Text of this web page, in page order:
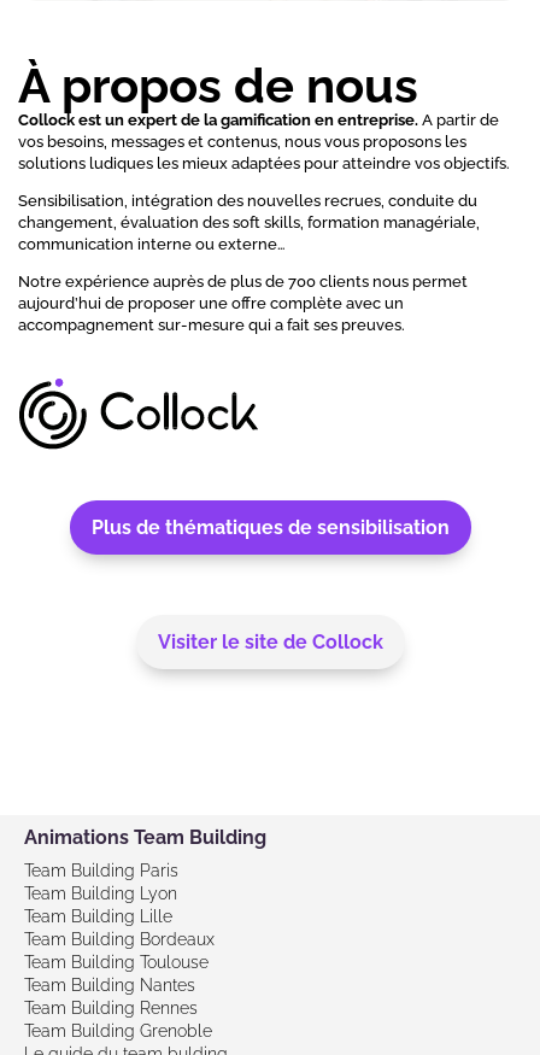
À propos de nous
Collock est un expert de la gamification en entreprise. A partir de
vos besoins, messages et contenus, nous vous proposons les
solutions ludiques les mieux adaptées pour atteindre vos objectifs.
Sensibilisation, intégration des nouvelles recrues, conduite du
changement, évaluation des soft skills, formation managériale,
communication interne ou externe…
Notre expérience auprès de plus de 700 clients nous permet
aujourd’hui de proposer une offre complète avec un
accompagnement sur-mesure qui a fait ses preuves.
Plus de thématiques de sensibilisation
Visiter le site de Collock
Animations Team Building
Team Building Paris
Team Building Lyon
Team Building Lille
Team Building Bordeaux
Team Building Toulouse
Team Building Nantes
Team Building Rennes
Team Building Grenoble